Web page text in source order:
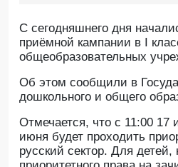
С сегодняшнего дня
приёмной кампании в I
общеобразовательных
Об этом сообщили в
дошкольного и общего
Отмечается, что с 11:00 17
июня будет проходить
русский сектор. Для